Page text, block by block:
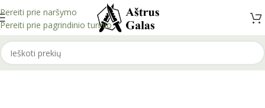
Pereiti prie naršymo
Pereiti prie pagrindinio turinio